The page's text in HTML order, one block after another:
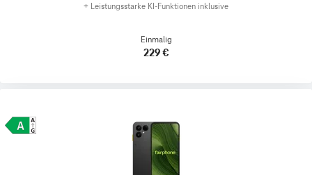
+ Leistungsstarke KI-Funktionen inklusive
Einmalig
229 €